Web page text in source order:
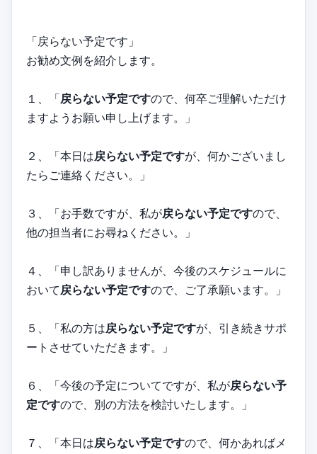
「戻らない予定です」
お勧め文例を紹介します。
１、「戻らない予定ですので、何卒ご理解いただけ
ますようお願い申し上げます。」
２、「本日は戻らない予定ですが、何かございまし
たらご連絡ください。」
３、「お手数ですが、私が戻らない予定ですので、
他の担当者にお尋ねください。」
４、「申し訳ありませんが、今後のスケジュールに
おいて戻らない予定ですので、ご了承願います。」
５、「私の方は戻らない予定ですが、引き続きサポ
ートさせていただきます。」
６、「今後の予定についてですが、私が戻らない予
定ですので、別の方法を検討いたします。」
７、「本日は戻らない予定ですので、何かあればメ